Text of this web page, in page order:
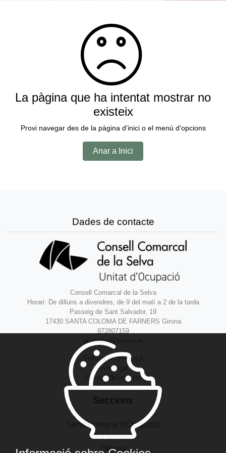
La pàgina que ha intentat mostrar no
existeix
Provi navegar des de la pàgina d'inici o el menú d'opcions
Anar a Inici
Dades de contacte
Consell Comarcal de la Selva
Horari: De dilluns a divendres, de 9 del matí a 2 de la tarda
Passeig de Sant Salvador, 19
17430 SANTA COLOMA DE FARNERS Girona
972807159
ocupacio@selva.cat
Política de privacitat
Avís legal
Política de cookies
Seccions
Servei Integral d'Ocupació
Sol·licitants
Ofertes